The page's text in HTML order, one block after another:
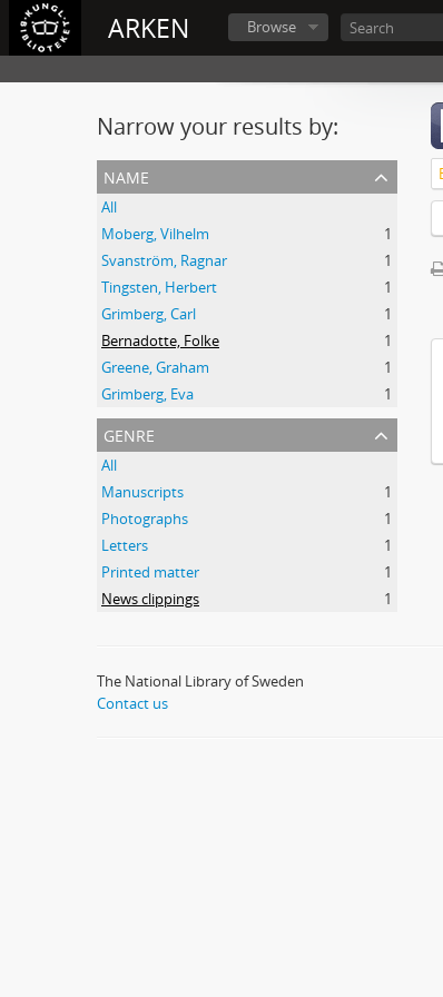
ARKEN Browse
Narrow your results by:
name
All
Moberg, Vilhelm
1
Svanström, Ragnar
1
Tingsten, Herbert
1
Grimberg, Carl
1
Bernadotte, Folke
1
Greene, Graham
1
Grimberg, Eva
1
genre
All
Manuscripts
1
Photographs
1
Letters
1
Printed matter
1
News clippings
1
The National Library of Sweden
Contact us